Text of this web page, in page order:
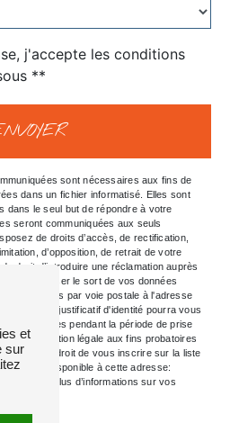
j'accepte les conditions
**
sont nécessaires aux fins de
dans un fichier informatisé. Elles sont
dans le seul but de répondre à votre
seront communiquées aux seuls
de droits d’accès, de rectification,
d’opposition, de retrait de votre
droit d’introduire une réclamation auprès
d’organiser le sort de vos données
ces droits par voie postale à l'adresse
. Un justificatif d'identité pourra vous
vos données pendant la période de prise
de prescription légale aux fins probatoires
avez le droit de vous inscrire sur la liste
disponible à cette adresse:
cnil.fr pour plus d’informations sur vos
et
sur